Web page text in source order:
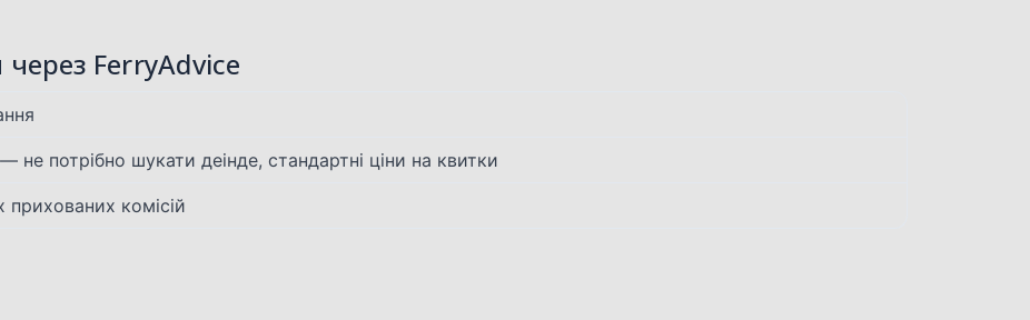
FerryAdvice
не потрібно шукати деінде, стандартні ціни на квитки
комісій